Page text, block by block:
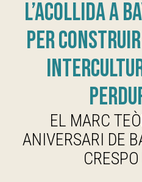
L’acollida a
per
EL MARC
ANIVERSARI DE